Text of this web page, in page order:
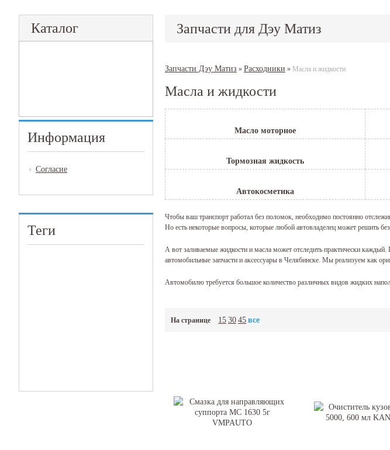
Каталог
Информация
Согласие
Теги
Запчасти для Дэу Матиз
Запчасти Дэу Матиз » Расходники » Масла и жидкости
Масла и жидкости
Масло моторное
Тормозная жидкость
Автокосметика
Чтобы ваш транспорт работал без поломок, необходимо постоянно
Но есть некоторые вопросы, которые любой автовладелец может решить
А вот заливаемые жидкости и масла может отследить практически
автомобильные запчасти и аксессуары в Челябинске. Мы реализуем как
Автомобилю требуется большое количество различных видов жидких
Масло в мкпп и акпп тоже не стоит отставлять без внимания. С
Также значение имеет своевременная замена такого наполнителя
Одним словом, если в Челябинске вам потребовалось купить какие-либо
цена вас приятно удивит.
На странице 153045все